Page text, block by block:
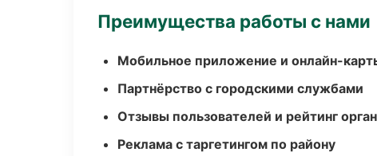
Преимущества работы с нами
Мобильное приложение и онлайн-
Партнёрство с городскими службами
Отзывы пользователей и рейтинг
Реклама с таргетингом по району